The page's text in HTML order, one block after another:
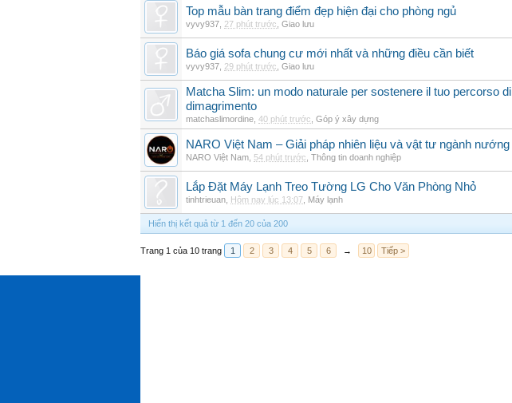
Top mẫu bàn trang điểm đẹp hiện đại cho phòng ngủ
vyvy937 27 phút trước Giao lưu
Báo giá sofa chung cư mới nhất và những điều cần biết
vyvy937 29 phút trước Giao lưu
Matcha Slim: un modo naturale per sostenere il tuo percorso di
dimagrimento
matchaslimordine 40 phút trước Góp ý xây dựng
NARO Việt Nam – Giải pháp nhiên liệu và vật tư ngành nướng
NARO Việt Nam 54 phút trước Thông tin doanh nghiệp
Lắp Đặt Máy Lạnh Treo Tường LG Cho Văn Phòng Nhỏ
tinhtrieuan Hôm nay lúc 13:07 Máy lạnh
Hiển thị kết quả từ 1 đến 20 của 200
Trang 1 của 10 trang 1 2 3 4 5 6 → 10 Tiếp >